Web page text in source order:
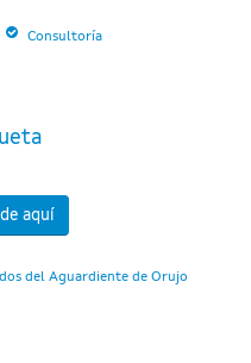
Consultoría
aquí
del Aguardiente de Orujo